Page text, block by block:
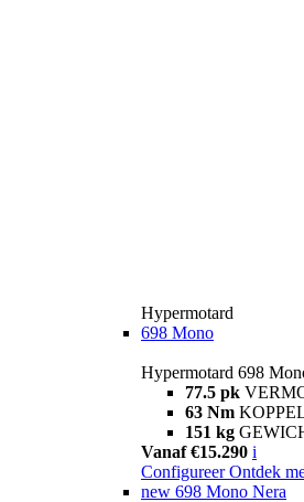
Hypermotard
698 Mono
Hypermotard 698
77.5 pk
63 Nm
151 kg
Vanaf €15.290 i
Configureer Ontdek
new 698 Mono Nera